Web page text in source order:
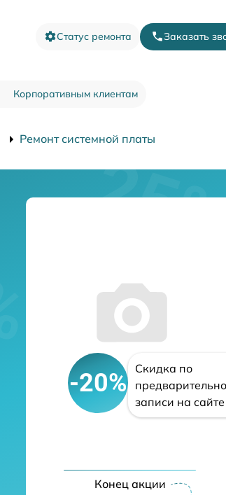
Статус ремонта Заказать
Корпоративным клиентам
Ремонт системной платы
-20%
Скидка по
записи на сайте
Конец акции